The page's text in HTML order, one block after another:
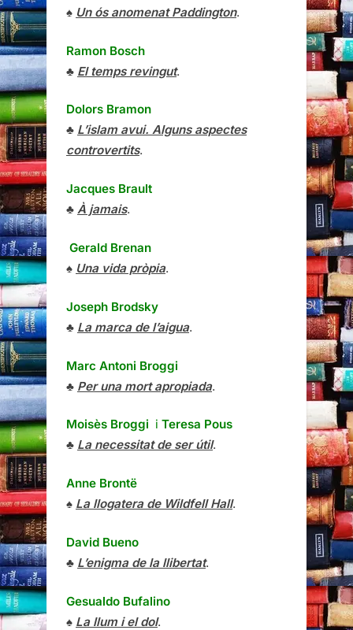
♠ Un ós anomenat Paddington.
Ramon Bosch
♣ El temps revingut.
Dolors Bramon
♣ L’islam avui. Alguns aspectes
controvertits.
Jacques Brault
♣ À jamais.
Gerald Brenan
♠ Una vida pròpia.
Joseph Brodsky
♣ La marca de l’aigua.
Marc Antoni Broggi
♣ Per una mort apropiada.
Moisès Broggi i Teresa Pous
♣ La necessitat de ser útil.
Anne Brontë
♠ La llogatera de Wildfell Hall.
David Bueno
♣ L’enigma de la llibertat.
Gesualdo Bufalino
♠ La llum i el dol.